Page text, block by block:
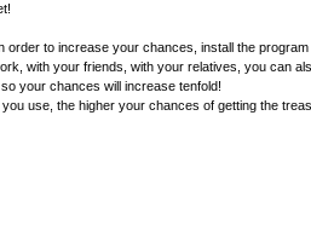
order to increase your chances, install the program
with your friends, with your relatives, you can
your chances will increase tenfold!
use, the higher your chances of getting the